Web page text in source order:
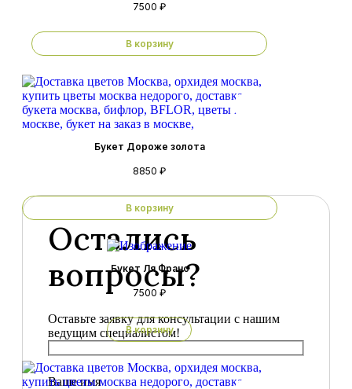
7500 ₽
В корзину
Букет Дороже золота
8850 ₽
В корзину
Букет Ля Франс
7500 ₽
В корзину
Остались
вопросы?
Оставьте заявку для консультации с нашим
ведущим специалистом!
Ваше имя